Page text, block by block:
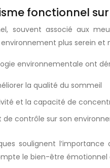
fonctionnel
souvent associé aux
plus serein et
environnementale ont
la qualité du sommeil
et la capacité de
de contrôle sur son
soulignent
le bien-être